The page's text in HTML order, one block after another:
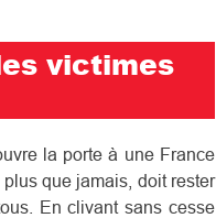
victimes
la porte à une France
que jamais, doit rester
En clivant sans cesse